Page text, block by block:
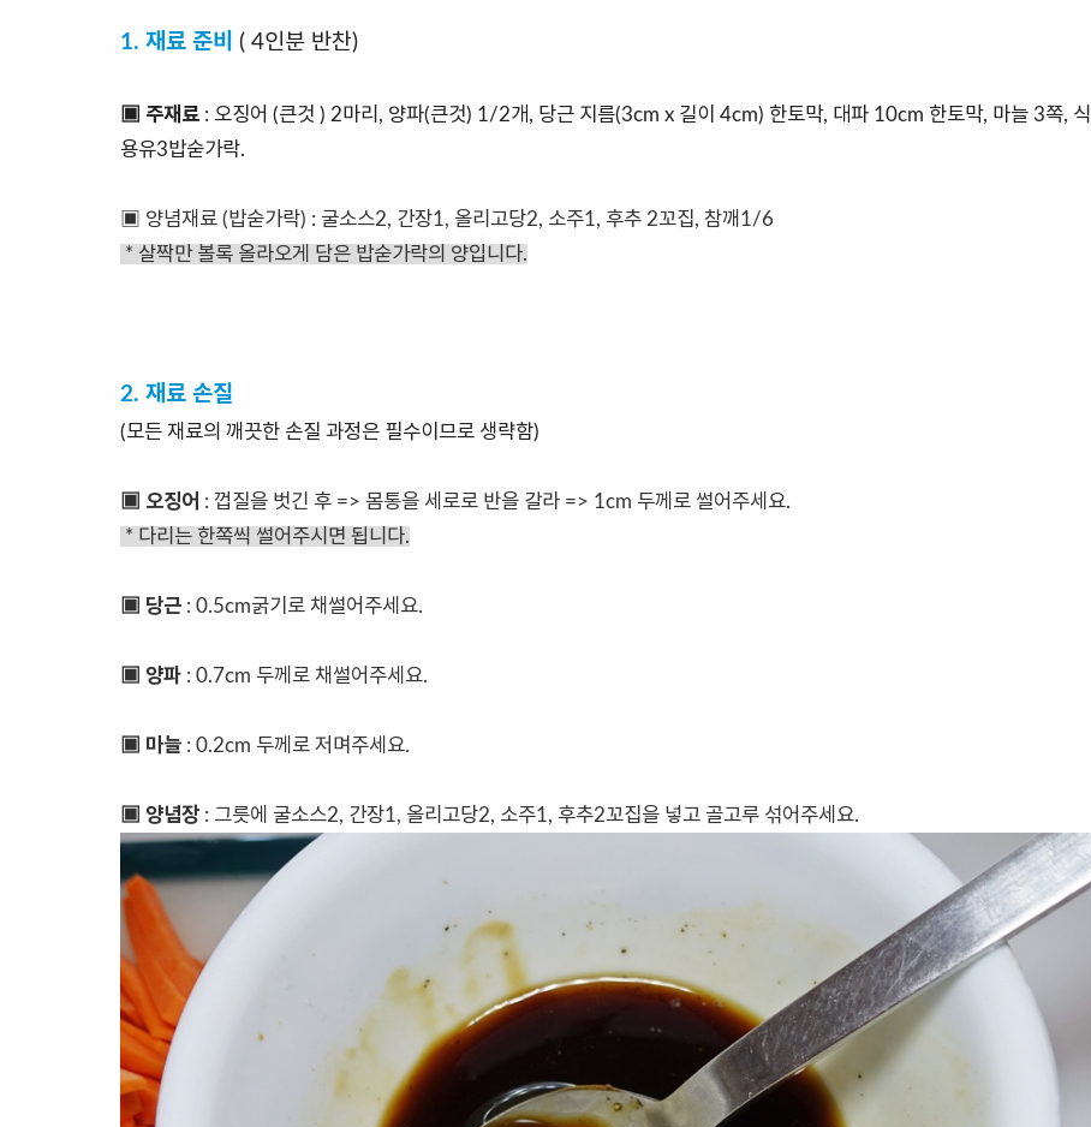
1. 재료 준비 ( 4인분 반찬)
▣ 주재료: 오징어 (큰것 ) 2마리, 양파(큰것) 1/2개, 당근 지름(3cm x 길이 4cm) 한토막, 대파 10cm 한토막, 마늘 3쪽, 식
용유3밥숟가락.
▣ 양념재료 (밥숟가락) : 굴소스2, 간장1, 올리고당2, 소주1, 후추 2꼬집, 참깨1/6
* 살짝만 볼록 올라오게 담은 밥숟가락의 양입니다.
2. 재료 손질
(모든 재료의 깨끗한 손질 과정은 필수이므로 생략함)
▣ 오징어 : 껍질을 벗긴 후 => 몸통을 세로로 반을 갈라 => 1cm 두께로 썰어주세요.
* 다리는 한쪽씩 썰어주시면 됩니다.
▣ 당근: 0.5cm굵기로 채썰어주세요.
▣ 양파: 0.7cm 두께로 채썰어주세요.
▣ 마늘: 0.2cm 두께로 저며주세요.
▣ 양념장: 그릇에 굴소스2, 간장1, 올리고당2, 소주1, 후추2꼬집을 넣고 골고루 섞어주세요.